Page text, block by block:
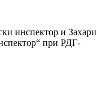
инспектор и Захари
при РДГ-